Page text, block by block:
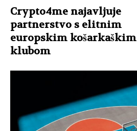
Crypto4me najavljuje
partnerstvo s elitnim
europskim košarkaškim
klubom